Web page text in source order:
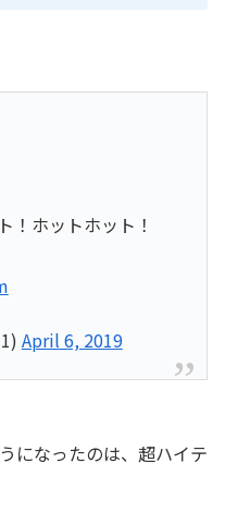
！ホットホット！
April 6, 2019
になったのは、超ハイテ